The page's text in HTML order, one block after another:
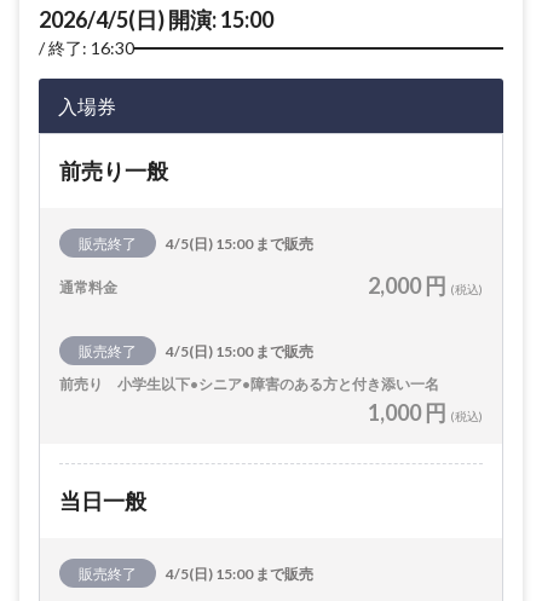
2026/4/5(日) 開演: 15:00
終了: 16:30
入場券
前売り一般
販売終了 4/5(日) 15:00 まで販売
通常料金 2,000 円 (税込)
販売終了
4/5(日) 15:00 まで販売
前売り 小学生以下•シニア•障害のある方と付き添い一名
1,000 円 (税込)
当日一般
販売終了 4/5(日) 15:00 まで販売